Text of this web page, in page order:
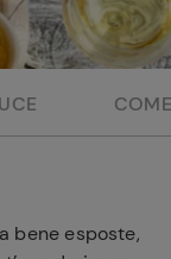
bene esposte,